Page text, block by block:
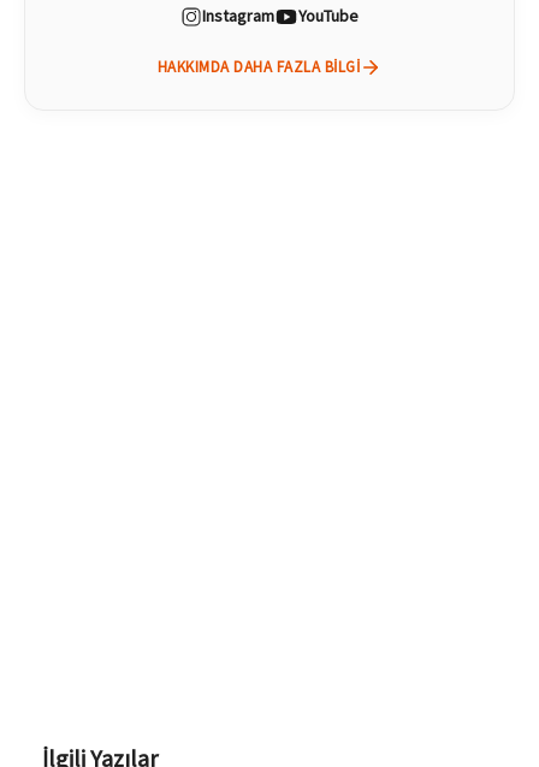
Instagram YouTube
HAKKIMDA DAHA FAZLA BILGI
İlgili Yazılar